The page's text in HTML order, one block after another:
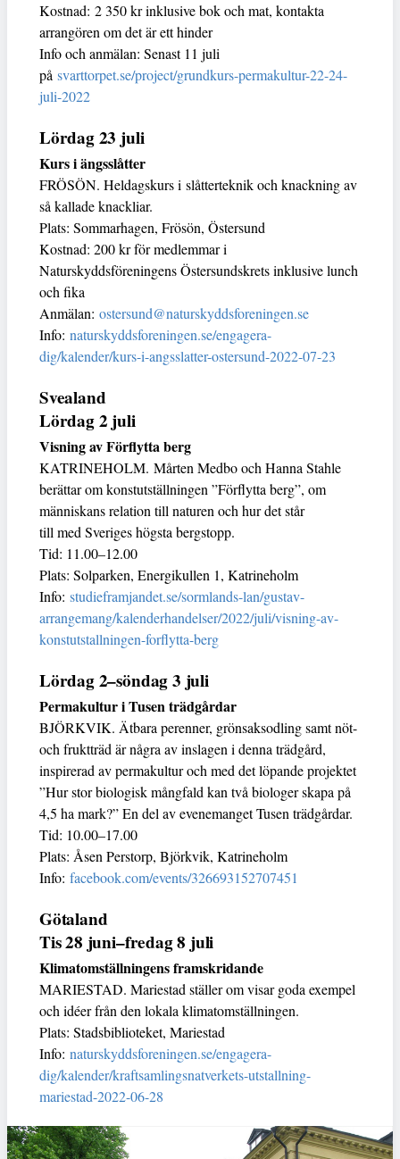
Kostnad: 2 350 kr inklusive bok och mat, kontakta
arrangören om det är ett hinder
Info och anmälan: Senast 11 juli
på svarttorpet.se/project/grundkurs-permakultur-22-24-
juli-2022
Lördag 23 juli
Kurs i ängsslåtter
FRÖSÖN. Heldagskurs i slåtterteknik och knackning av
så kallade knackliar.
Plats: Sommarhagen, Frösön, Östersund
Kostnad: 200 kr för medlemmar i
Naturskyddsföreningens Östersundskrets inklusive lunch
och fika
Anmälan: ostersund@naturskyddsforeningen.se
Info: naturskyddsforeningen.se/engagera-
dig/kalender/kurs-i-angsslatter-ostersund-2022-07-23
Svealand
Lördag 2 juli
Visning av Förflytta berg
KATRINEHOLM. Mårten Medbo och Hanna Stahle
berättar om konstutställningen ”Förflytta berg”, om
människans relation till naturen och hur det står
till med Sveriges högsta bergstopp.
Tid: 11.00–12.00
Plats: Solparken, Energikullen 1, Katrineholm
Info: studieframjandet.se/sormlands-lan/gustav-
arrangemang/kalenderhandelser/2022/juli/visning-av-
konstutstallningen-forflytta-berg
Lördag 2–söndag 3 juli
Permakultur i Tusen trädgårdar
BJÖRKVIK. Ätbara perenner, grönsaksodling samt nöt-
och fruktträd är några av inslagen i denna trädgård,
inspirerad av permakultur och med det löpande projektet
”Hur stor biologisk mångfald kan två biologer skapa på
4,5 ha mark?” En del av evenemanget Tusen trädgårdar.
Tid: 10.00–17.00
Plats: Åsen Perstorp, Björkvik, Katrineholm
Info: facebook.com/events/326693152707451
Götaland
Tis 28 juni–fredag 8 juli
Klimatomställningens framskridande
MARIESTAD. Mariestad ställer om visar goda exempel
och idéer från den lokala klimatomställningen.
Plats: Stadsbiblioteket, Mariestad
Info: naturskyddsforeningen.se/engagera-
dig/kalender/kraftsamlingsnatverkets-utstallning-
mariestad-2022-06-28